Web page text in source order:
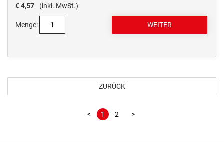
€ 4,57
(inkl. MwSt.)
Menge:
ZURÜCK
< 1 2 >